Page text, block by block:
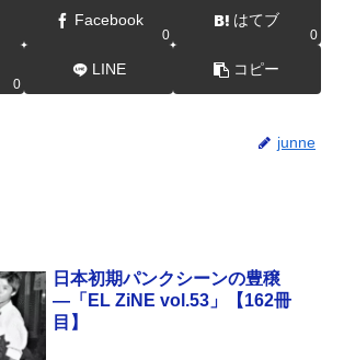
Facebook
0
はてブ
0
0
LINE コピー
junne
日本初期パンクシーンの豊穣
―「EL ZiNE vol.53」【162冊
目】